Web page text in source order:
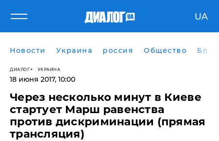
UA
Новости Украина россия Общество
ДИАЛОГ УКРАИНА
18 июня 2017, 10:00
Через несколько минут в Киеве
стартует Марш равенства
против дискриминации (прямая
трансляция)